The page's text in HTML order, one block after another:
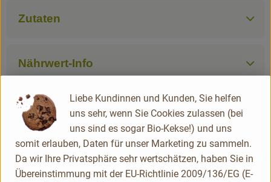
Zutaten
Nährwert-Info
Produktdatenblatt
Herkunft
Liebe Kundinnen und Kunden, Sie helfen
uns sehr, wenn Sie Cookies zulassen (bei
uns sind es sogar Bio-Kekse!) und uns
somit erlauben, Daten für unser Marketing zu sammeln.
Da wir Ihre Privatsphäre sehr wertschätzen, haben Sie in
Übereinstimmung mit der EU-Richtlinie 2009/136/EG (E-